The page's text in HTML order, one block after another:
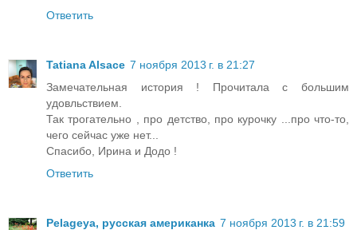
Ответить
Tatiana Alsace 7 ноября 2013 г. в 21:27
Замечательная история ! Прочитала с большим
удовльствием.
Так трогательно , про детство, про курочку ...про что-то,
чего сейчас уже нет...
Спасибо, Ирина и Додо !
Ответить
Pelageya, русская американка 7 ноября 2013 г. в 21:59